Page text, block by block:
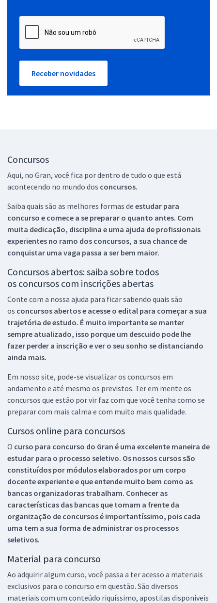
Receber novidades
Concursos
Aqui, no Gran, você fica por dentro de tudo o que está
acontecendo no mundo dos concursos.
Saiba quais são as melhores formas de estudar para
concurso e comece a se preparar o quanto antes. Com
muita dedicação, disciplina e uma ajuda de profissionais
experientes no ramo dos concursos, a sua chance de
conquistar uma vaga passa a ser bem maior.
Concursos abertos: saiba sobre todos
os concursos com inscrições abertas
Conte com a nossa ajuda para ficar sabendo quais são
os concursos abertos e acesse o edital para começar a sua
trajetória de estudo. É muito importante se manter
sempre atualizado, isso porque um descuido pode lhe
fazer perder a inscrição e ver o seu sonho se distanciando
ainda mais.
Em nosso site, pode-se visualizar os concursos em
andamento e até mesmo os previstos. Ter em mente os
concursos que estão por vir faz com que você tenha como se
preparar com mais calma e com muito mais qualidade.
Cursos online para concursos
O curso para concurso do Gran é uma excelente maneira de
estudar para o processo seletivo. Os nossos cursos são
constituídos por módulos elaborados por um corpo
docente experiente e que entende muito bem como as
bancas organizadoras trabalham. Conhecer as
características das bancas que tomam a frente da
organização de concursos é importantíssimo, pois cada
uma tem a sua forma de administrar os processos
seletivos.
Material para concurso
Ao adquirir algum curso, você passa a ter acesso a materiais
exclusivos para o concurso em questão. São diversos
materiais com um conteúdo riquíssimo, apostilas disponíveis